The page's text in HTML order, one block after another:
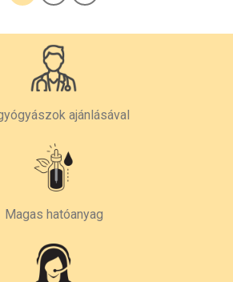
ajánlásával
Magas hatóanyag